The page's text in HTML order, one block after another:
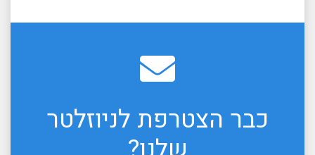
כבר הצטרפת לניוזלטר